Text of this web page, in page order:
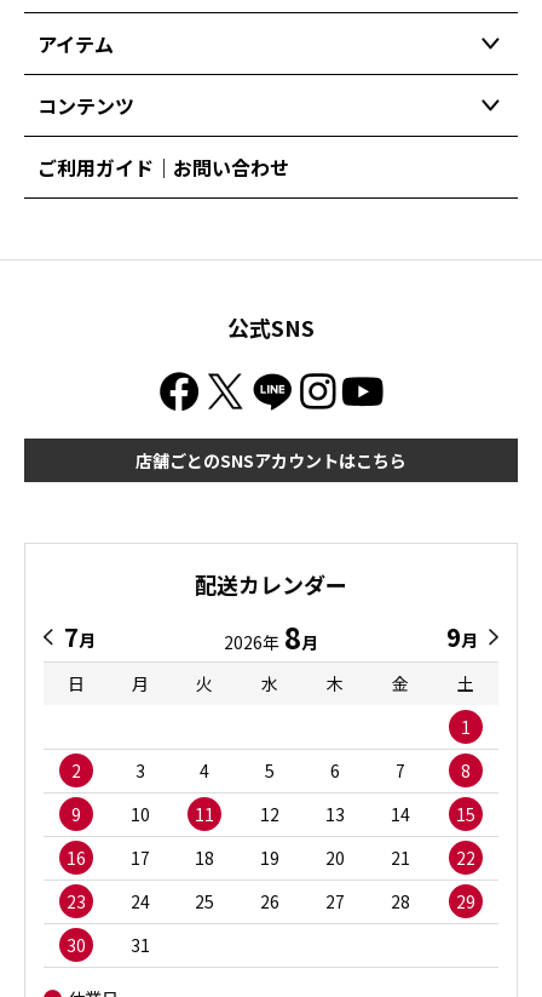
アイテム
コンテンツ
ご利用ガイド｜お問い合わせ
公式SNS
店舗ごとのSNSアカウントはこちら
配送カレンダー
7月 2026年 8月 9月
日
月 火 水 木 金
土
1
2
3 4 5 6 7
8
9
10 11 12 13 14
15
16
17 18 19 20 21
22
23
24 25 26 27 28
29
30
31